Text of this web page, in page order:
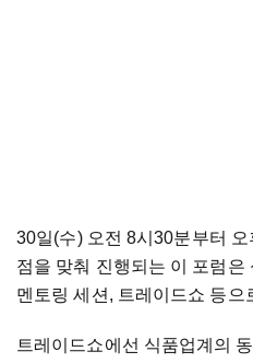
30일(수) 오전 8시30분부터
점을 맞춰 진행되는 이 포럼은
멘토링 세션, 트레이드쇼 등으
트레이드쇼에선 식품업계의